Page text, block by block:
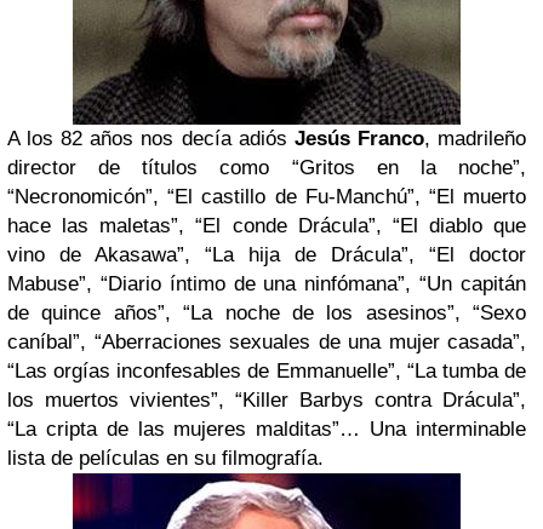
A los 82 años nos decía adiós Jesús Franco, madrileño
director de títulos como “Gritos en la noche”,
“Necronomicón”, “El castillo de Fu-Manchú”, “El muerto
hace las maletas”, “El conde Drácula”, “El diablo que
vino de Akasawa”, “La hija de Drácula”, “El doctor
Mabuse”, “Diario íntimo de una ninfómana”, “Un capitán
de quince años”, “La noche de los asesinos”, “Sexo
caníbal”, “Aberraciones sexuales de una mujer casada”,
“Las orgías inconfesables de Emmanuelle”, “La tumba de
los muertos vivientes”, “Killer Barbys contra Drácula”,
“La cripta de las mujeres malditas”… Una interminable
lista de películas en su filmografía.